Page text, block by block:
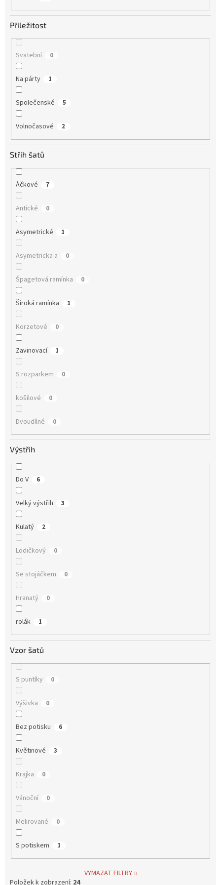
Příležitost
Svatební 0
Na párty 1
Společenské 5
Volnočasové 2
Střih šatů
Áčkové 7
Antické 0
Asymetrické 1
Asymetricka a 0
Špagetová ramínka 0
Široká ramínka 1
Korzetové 0
Zavinovací 1
S rozparkem 0
košilové 0
Dvoudílné 0
Výstřih
Do V 6
Velký výstřih 3
Kulatý 2
Lodičkový 0
Se stojáčkem 0
Hranatý 0
rolák 1
Vzor šatů
S puntíky 0
Výšivka 0
Bez potisku 6
Květinové 3
Krajka 0
Vánoční 0
Melirované 0
S potiskem 1
VYMAZAT FILTRY
Položek k zobrazení: 24